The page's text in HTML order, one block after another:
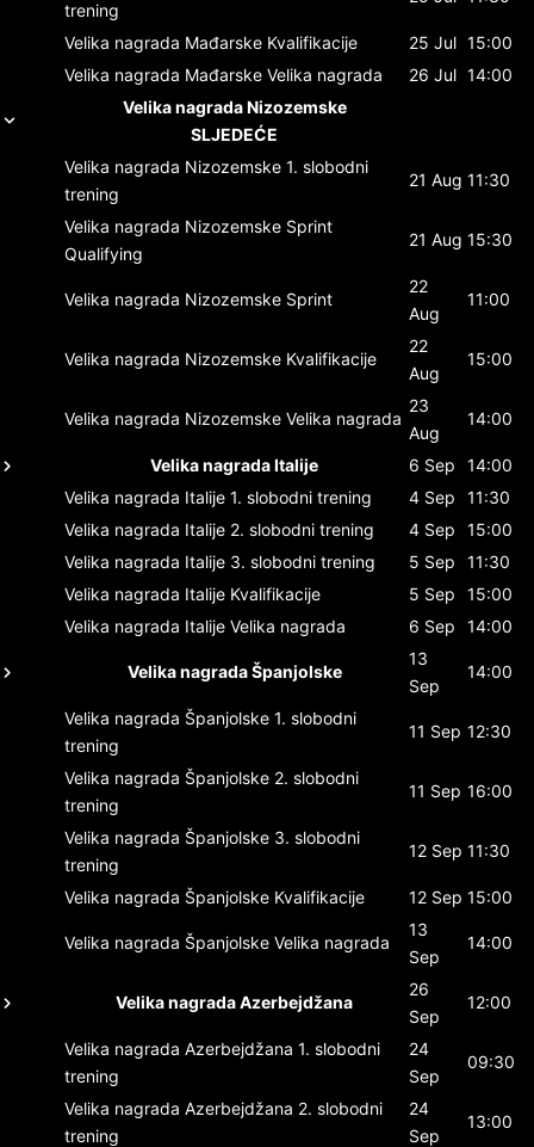
trening
Velika nagrada Mađarske Kvalifikacije 25 Jul 15:00
Velika nagrada Mađarske Velika nagrada 26 Jul 14:00
Velika nagrada Nizozemske
SLJEDEĆE
Velika nagrada Nizozemske 1. slobodni
trening
21 Aug 11:30
Velika nagrada Nizozemske Sprint
Qualifying
21 Aug 15:30
Velika nagrada Nizozemske Sprint
22
Aug
11:00
Velika nagrada Nizozemske Kvalifikacije
22
Aug
15:00
Velika nagrada Nizozemske Velika nagrada
23
Aug
14:00
Velika nagrada Italije 6 Sep
14:00
Velika nagrada Italije 1. slobodni trening 4 Sep
11:30
Velika nagrada Italije 2. slobodni trening 4 Sep
15:00
Velika nagrada Italije 3. slobodni trening 5 Sep
11:30
Velika nagrada Italije Kvalifikacije 5 Sep
15:00
Velika nagrada Italije Velika nagrada 6 Sep 14:00
Velika nagrada Španjolske
13
Sep
14:00
Velika nagrada Španjolske 1. slobodni
trening
11 Sep 12:30
Velika nagrada Španjolske 2. slobodni
trening
11 Sep 16:00
Velika nagrada Španjolske 3. slobodni
trening
12 Sep 11:30
Velika nagrada Španjolske Kvalifikacije 12 Sep 15:00
Velika nagrada Španjolske Velika nagrada
13
Sep
14:00
Velika nagrada Azerbejdžana
26
Sep
12:00
Velika nagrada Azerbejdžana 1. slobodni
trening
24
Sep
09:30
Velika nagrada Azerbejdžana 2. slobodni
trening
24
Sep
13:00